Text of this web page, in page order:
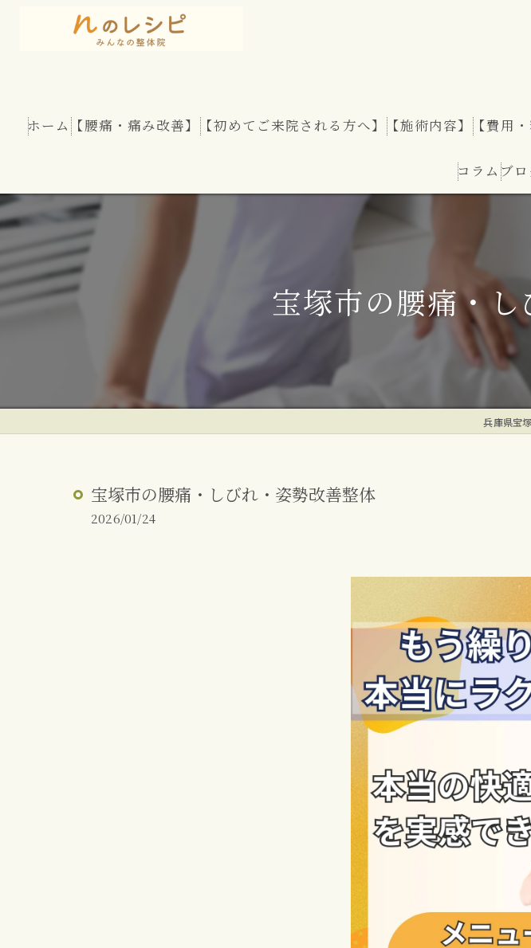
ホーム 【腰痛・痛み改善】
股関節痛
腰部脊柱管狭窄症
腰のヘルニア（椎間板ヘルニア）
反り腰・姿勢改善
【初めてご来院される方へ】 【施術内容】 【費用・
コラム ブ
宝塚市の腰痛・
兵庫県宝
宝塚市の腰痛・しびれ・姿勢改善整体
2026/01/24